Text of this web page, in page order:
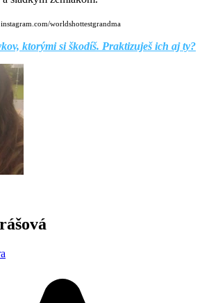
worldshottestgrandma
ktorými si škodíš. Praktizuješ ich aj ty?